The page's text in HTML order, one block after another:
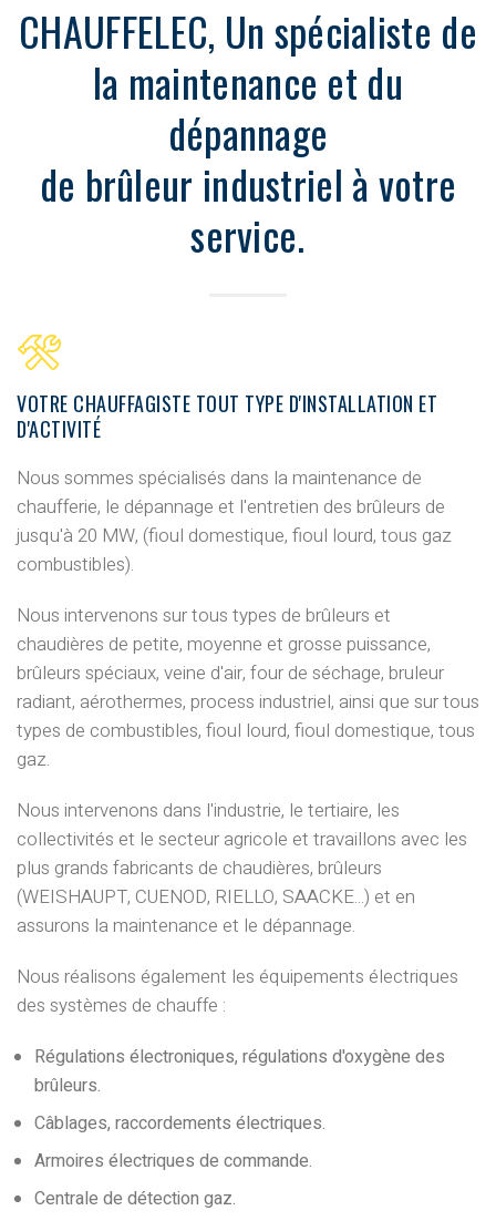
CHAUFFELEC, Un spécialiste de
la maintenance et du
dépannage
de brûleur industriel à votre
service.
VOTRE CHAUFFAGISTE TOUT TYPE D'INSTALLATION ET
D'ACTIVITÉ
Nous sommes spécialisés dans la maintenance de
chaufferie, le dépannage et l'entretien des brûleurs de
jusqu'à 20 MW, (fioul domestique, fioul lourd, tous gaz
combustibles).
Nous intervenons sur tous types de brûleurs et
chaudières de petite, moyenne et grosse puissance,
brûleurs spéciaux, veine d'air, four de séchage, bruleur
radiant, aérothermes, process industriel, ainsi que sur tous
types de combustibles, fioul lourd, fioul domestique, tous
gaz.
Nous intervenons dans l'industrie, le tertiaire, les
collectivités et le secteur agricole et travaillons avec les
plus grands fabricants de chaudières, brûleurs
(WEISHAUPT, CUENOD, RIELLO, SAACKE...) et en
assurons la maintenance et le dépannage.
Nous réalisons également les équipements électriques
des systèmes de chauffe :
Régulations électroniques, régulations d'oxygène des
brûleurs.
Câblages, raccordements électriques.
Armoires électriques de commande.
Centrale de détection gaz.